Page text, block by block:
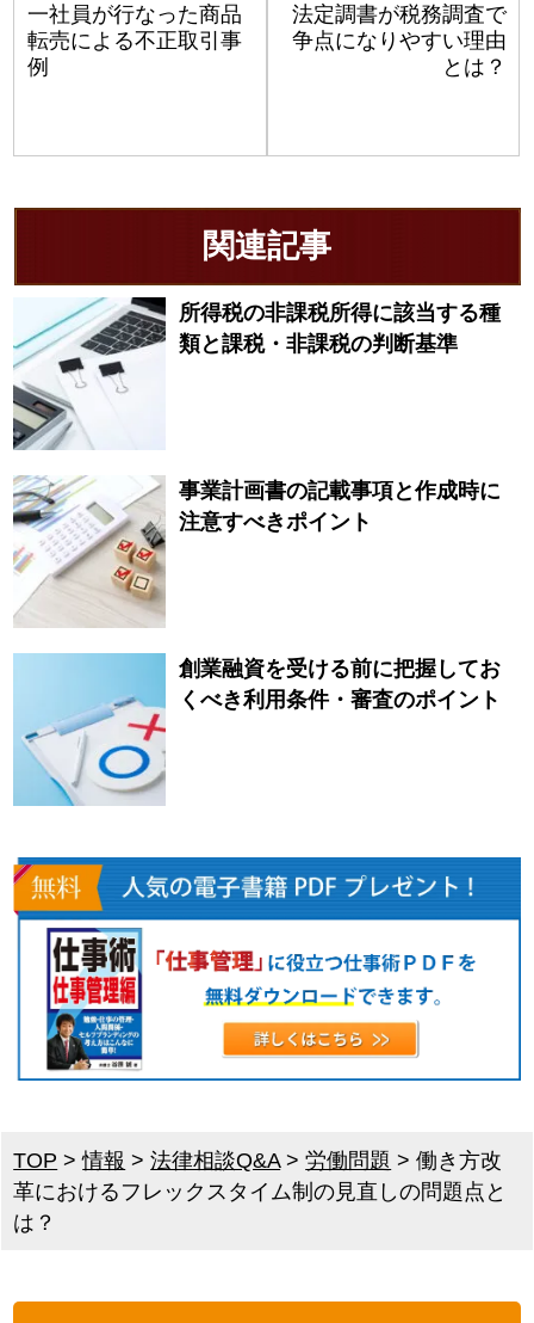
一社員が行なった商品
転売による不正取引事
例
法定調書が税務調査で
争点になりやすい理由
とは？
関連記事
所得税の非課税所得に該当する種
類と課税・非課税の判断基準
事業計画書の記載事項と作成時に
注意すべきポイント
創業融資を受ける前に把握してお
くべき利用条件・審査のポイント
TOP >情報 >法律相談Q&A>労働問題 >働き方改
革におけるフレックスタイム制の見直しの問題点と
は？